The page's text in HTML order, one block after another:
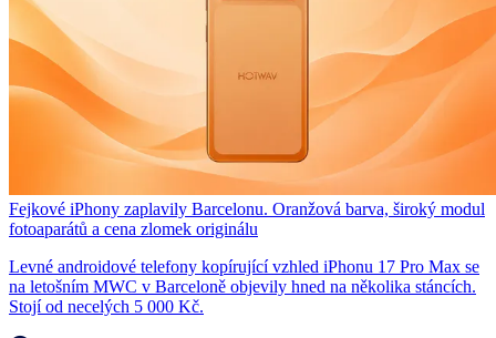
Fejkové iPhony zaplavily Barcelonu. Oranžová barva, široký modul
fotoaparátů a cena zlomek originálu
Levné androidové telefony kopírující vzhled iPhonu 17 Pro Max se
na letošním MWC v Barceloně objevily hned na několika stáncích.
Stojí od necelých 5 000 Kč.